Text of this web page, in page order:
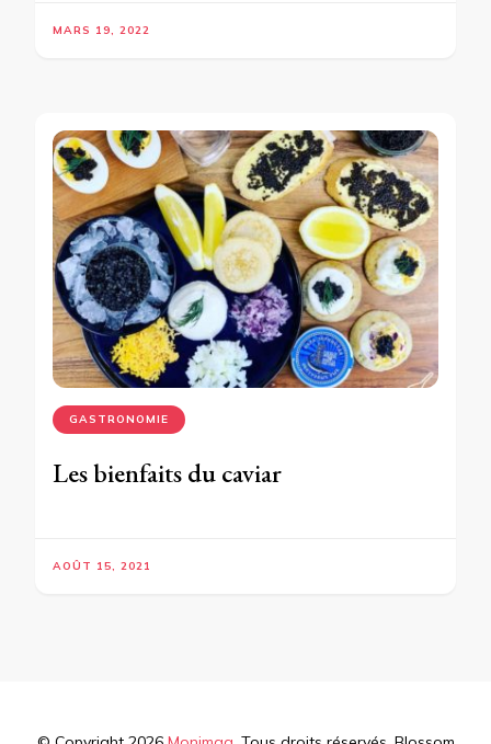
MARS 19, 2022
GASTRONOMIE
Les bienfaits du caviar
AOÛT 15, 2021